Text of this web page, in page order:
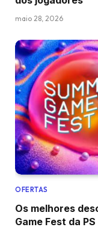
maio 28, 2026
OFERTAS
Os melhores
Game Fest da